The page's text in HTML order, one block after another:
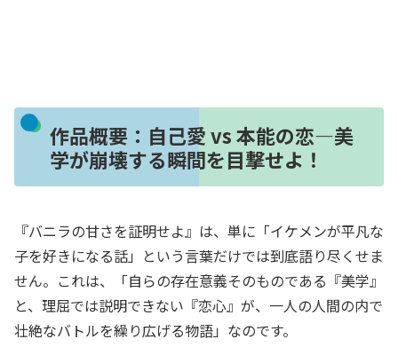
作品概要：自己愛 vs 本能の恋―美
学が崩壊する瞬間を目撃せよ！
『バニラの甘さを証明せよ』は、単に「イケメンが平凡な
子を好きになる話」という言葉だけでは到底語り尽くせま
せん。これは、「自らの存在意義そのものである『美学』
と、理屈では説明できない『恋心』が、一人の人間の内で
壮絶なバトルを繰り広げる物語」なのです。